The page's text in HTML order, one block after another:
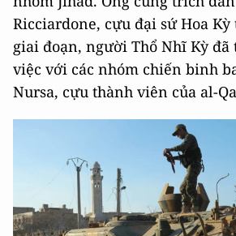
Ricciardone, cựu đại sứ Hoa
giai đoạn, người Thổ Nhĩ Kỳ
việc với các nhóm chiến binh
Nursa, cựu thành viên của al-